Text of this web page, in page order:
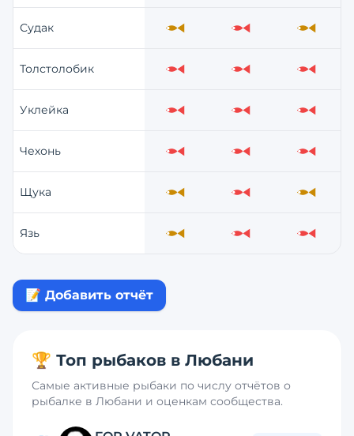
Судак Средне Слабо Средне
Толстолобик Слабо Слабо Слабо
Уклейка Слабо Слабо Слабо
Чехонь Слабо Слабо Слабо
Щука Средне Слабо Средне
Язь Средне Слабо Слабо
📝 Добавить отчёт
🏆 Топ рыбаков в Любани
Самые активные рыбаки по числу отчётов о
рыбалке в Любани и оценкам сообщества.